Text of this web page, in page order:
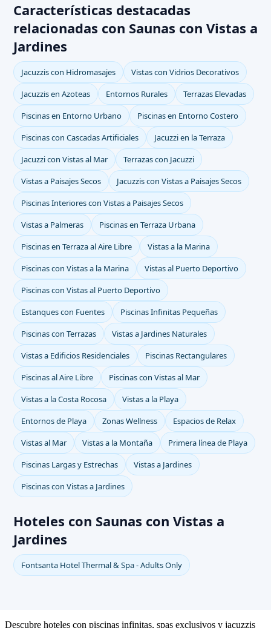
Características destacadas
relacionadas con Saunas con Vistas a
Jardines
Jacuzzis con Hidromasajes
Vistas con Vidrios Decorativos
Jacuzzis en Azoteas
Entornos Rurales
Terrazas Elevadas
Piscinas en Entorno Urbano
Piscinas en Entorno Costero
Piscinas con Cascadas Artificiales
Jacuzzi en la Terraza
Jacuzzi con Vistas al Mar
Terrazas con Jacuzzi
Vistas a Paisajes Secos
Jacuzzis con Vistas a Paisajes Secos
Piscinas Interiores con Vistas a Paisajes Secos
Vistas a Palmeras
Piscinas en Terraza Urbana
Piscinas en Terraza al Aire Libre
Vistas a la Marina
Piscinas con Vistas a la Marina
Vistas al Puerto Deportivo
Piscinas con Vistas al Puerto Deportivo
Estanques con Fuentes
Piscinas Infinitas Pequeñas
Piscinas con Terrazas
Vistas a Jardines Naturales
Vistas a Edificios Residenciales
Piscinas Rectangulares
Piscinas al Aire Libre
Piscinas con Vistas al Mar
Vistas a la Costa Rocosa
Vistas a la Playa
Entornos de Playa
Zonas Wellness
Espacios de Relax
Vistas al Mar
Vistas a la Montaña
Primera línea de Playa
Piscinas Largas y Estrechas
Vistas a Jardines
Piscinas con Vistas a Jardines
Hoteles con Saunas con Vistas a
Jardines
Fontsanta Hotel Thermal & Spa - Adults Only
Descubre hoteles con piscinas infinitas, spas exclusivos y jacuzzis